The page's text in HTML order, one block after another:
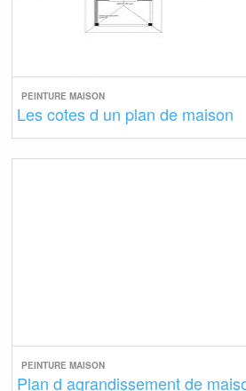
PEINTURE MAISON
Les cotes d un plan de maison
PEINTURE MAISON
Plan d agrandissement de